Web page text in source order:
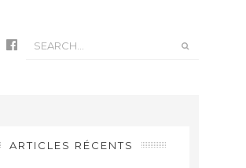
ARTICLES RÉCENTS